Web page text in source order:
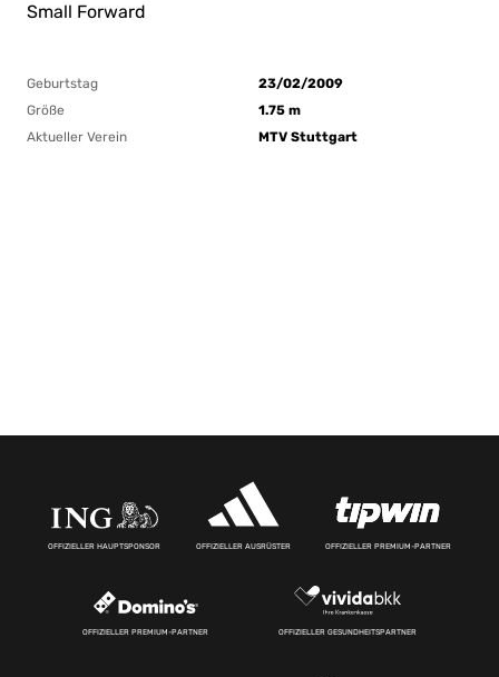
Small Forward
Geburtstag
23/02/2009
Größe
1.75 m
Aktueller Verein
MTV Stuttgart
OFFIZIELLER HAUPTSPONSOR OFFIZIELLER AUSRÜSTER OFFIZIELLER PREMIUM-PARTNER
OFFIZIELLER PREMIUM-PARTNER OFFIZIELLER GESUNDHEITSPARTNER